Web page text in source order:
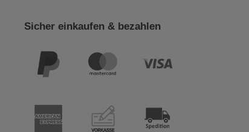
Sicher einkaufen & bezahlen